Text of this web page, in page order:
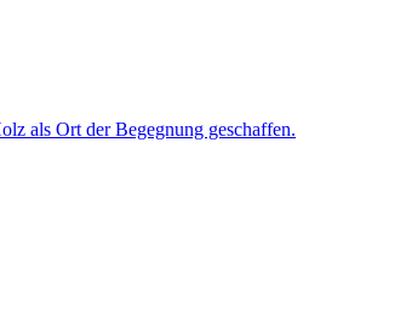
als Ort der Begegnung geschaffen.